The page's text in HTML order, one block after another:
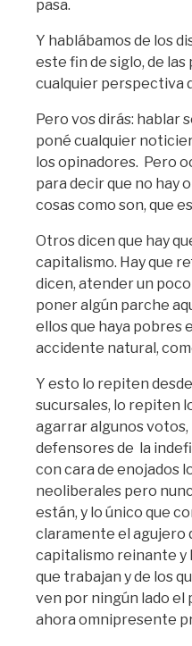
pasa.
Y hablábamos de los
este fin de siglo, de las
cualquier perspectiva
Pero vos dirás: hablar
poné cualquier
los opinadores. Pero
para decir que no hay
cosas como son, que
Otros dicen que hay
capitalismo. Hay que
dicen, atender un
poner algún parche
ellos que haya pobres
accidente natural,
Y esto lo repiten
sucursales, lo repiten
agarrar algunos
defensores de la
con cara de enojados
neoliberales pero
están, y lo único que
claramente el agujero
capitalismo reinante y
que trabajan y de los
ven por ningún lado el
ahora omnipresente